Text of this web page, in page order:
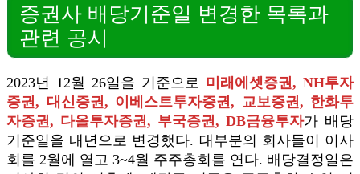
증권사 배당기준일 변경한 목록과
관련 공시
2023년 12월 26일을 기준으로 미래에셋증권, NH투자
증권, 대신증권, 이베스트투자증권, 교보증권, 한화투
자증권, 다올투자증권, 부국증권, DB금융투자가 배당
기준일을 내년으로 변경했다. 대부분의 회사들이 이사
회를 2월에 열고 3~4월 주주총회를 연다. 배당결정일은